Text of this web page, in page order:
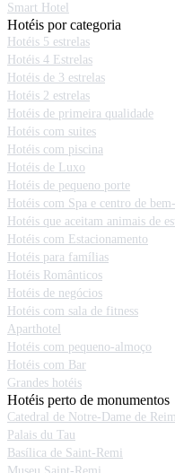
Smart Hotel
Hotéis por categoria
Hotéis 5 estrelas
Hotéis 4 Estrelas
Hotéis de 3 estrelas
Hotéis 2 estrelas
Hotéis de primeira qualidade
Hotéis com suites
Hotéis com piscina
Hotéis de Luxo
Hotéis de pequeno porte
Hotéis com Spa e centro de
Hotéis que aceitam animais de
Hotéis com Estacionamento
Hotéis para famílias
Hotéis Românticos
Hotéis de negócios
Hotéis com sala de fitness
Aparthotel
Hotéis com pequeno-almoço
Hotéis com Bar
Grandes hotéis
Hotéis perto de monumentos
Catedral de Notre-Dame de
Palais du Tau
Basílica de Saint-Remi